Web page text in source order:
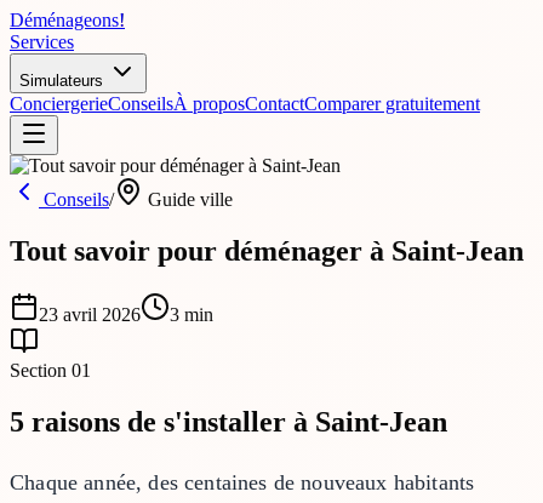
Déménageons!
Services
Simulateurs
ConciergerieConseilsÀ proposContactComparer gratuitement
Conseils/ Guide ville
Tout savoir pour déménager à Saint-Jean
23 avril 2026 3 min
Section 01
5 raisons de s'installer à Saint-Jean
Chaque année, des centaines de nouveaux habitants